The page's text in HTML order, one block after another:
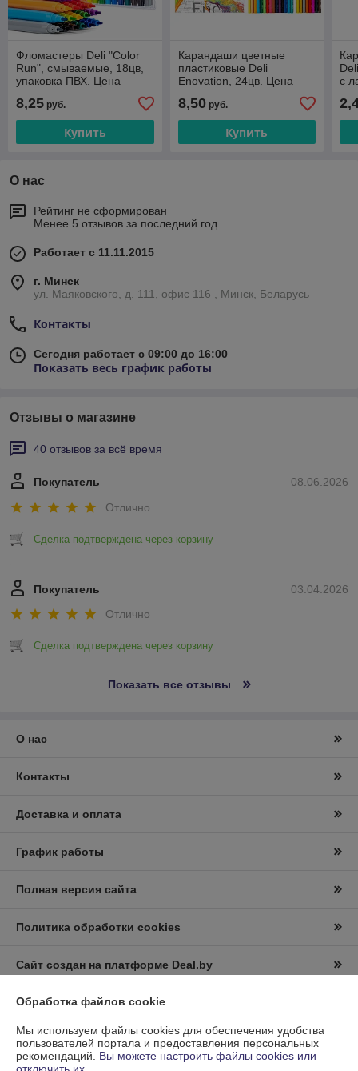
Фломастеры Deli "Color
Run", смываемые, 18цв,
упаковка ПВХ. Цена
20%
8,25 руб.
Купить
Карандаши цветные
пластиковые Deli
Enovation, 24цв. Цена
20%
8,50руб.
Купить
с
О нас
Рейтинг не сформирован
Менее 5 отзывов за последний год
Работает с 11.11.2015
г. Минск
ул. Маяковского, д. 111, офис 116 , Минск, Беларусь
Контакты
Сегодня работает с 09:00 до 16:00
Показать весь график работы
Отзывы о магазине
40 отзывов за всё время
08.06.2026
Покупатель
Отлично
Сделка подтверждена через корзину
03.04.2026
Покупатель
Отлично
Сделка подтверждена через корзину
Показать все отзывы
О нас
Контакты
Доставка и оплата
График работы
Полная версия сайта
Политика обработки cookies
Сайт создан на платформе Deal.by
Юридическое лицо:Частное производственное унитарное
предприятие "ЛентаФакс"
220028, г.Минск, ул.Маяковского, д.111, офис 116
Обработка файлов cookie
Мы используем файлы cookies для обеспечения удобства
пользователей портала и предоставления персональных
рекомендаций. Вы можете настроить файлы cookies или